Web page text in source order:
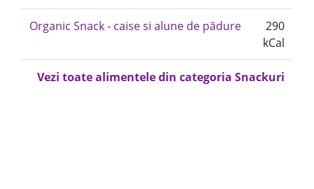
Organic Snack - caise si alune de pădure
290
kCal
Vezi toate alimentele din categoria Snackuri